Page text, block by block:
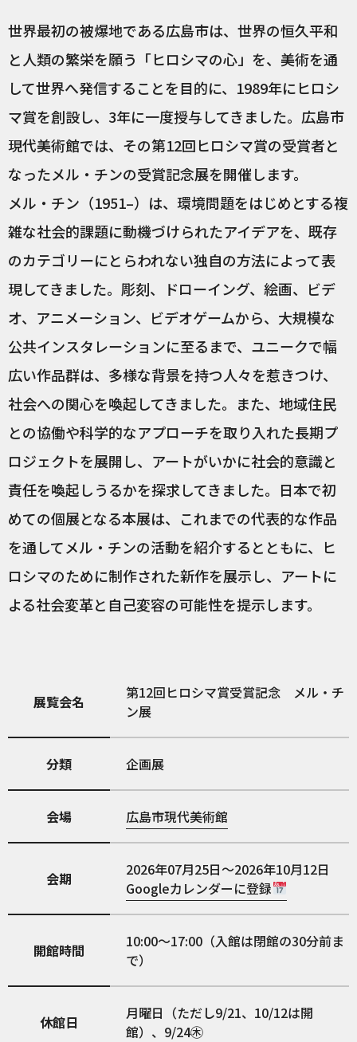
世界最初の被爆地である広島市は、世界の恒久平和
と人類の繁栄を願う「ヒロシマの心」を、美術を通
して世界へ発信することを目的に、1989年にヒロシ
マ賞を創設し、3年に一度授与してきました。広島市
現代美術館では、その第12回ヒロシマ賞の受賞者と
なったメル・チンの受賞記念展を開催します。
メル・チン（1951–）は、環境問題をはじめとする複
雑な社会的課題に動機づけられたアイデアを、既存
のカテゴリーにとらわれない独自の方法によって表
現してきました。彫刻、ドローイング、絵画、ビデ
オ、アニメーション、ビデオゲームから、大規模な
公共インスタレーションに至るまで、ユニークで幅
広い作品群は、多様な背景を持つ人々を惹きつけ、
社会への関心を喚起してきました。また、地域住民
との協働や科学的なアプローチを取り入れた長期プ
ロジェクトを展開し、アートがいかに社会的意識と
責任を喚起しうるかを探求してきました。日本で初
めての個展となる本展は、これまでの代表的な作品
を通してメル・チンの活動を紹介するとともに、ヒ
ロシマのために制作された新作を展示し、アートに
よる社会変革と自己変容の可能性を提示します。
展覧会名
第12回ヒロシマ賞受賞記念 メル・チ
ン展
分類 企画展
会場 広島市現代美術館
会期
2026年07月25日～2026年10月12日
Googleカレンダーに登録
開館時間
10:00〜17:00（入館は閉館の30分前ま
で）
休館日
月曜日（ただし9/21、10/12は開
館）、9/24㊍